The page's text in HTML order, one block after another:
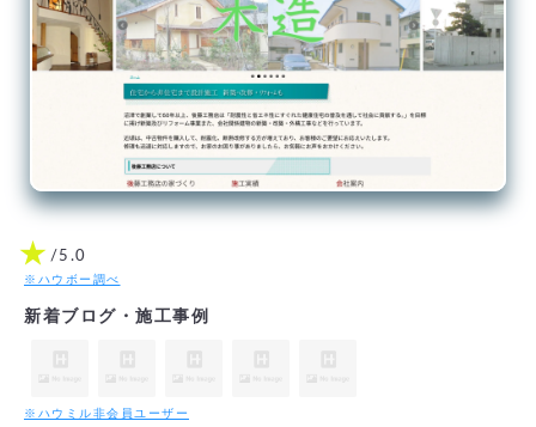
★ /5.0
※ハウボー調べ
新着ブログ・施工事例
※ハウミル非会員ユーザー